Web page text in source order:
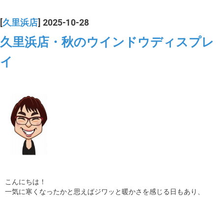
コラム
ブログ
久里浜店 ] 2025-10-28
久里浜店・秋のウインドウディスプレ
イ
こんにちは！
一気に寒くなったかと思えばジワッと暖かさを感じる日もあり、